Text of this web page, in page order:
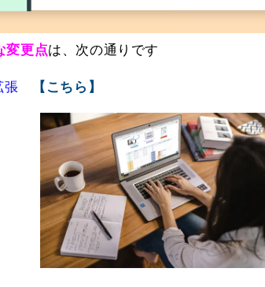
変更点は、次の通りです
張 【こちら】